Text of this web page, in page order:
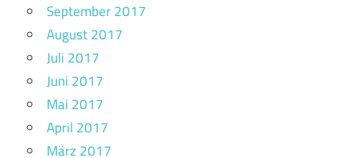
September 2017
August 2017
Juli 2017
Juni 2017
Mai 2017
April 2017
März 2017